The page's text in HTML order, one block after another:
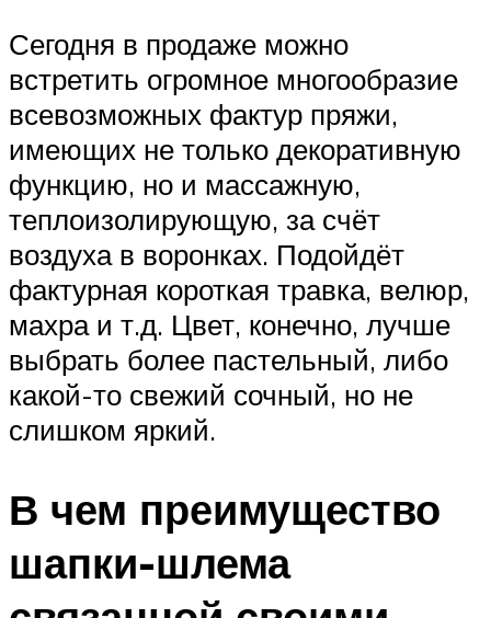
Сегодня в продаже можно
встретить огромное многообразие
всевозможных фактур пряжи,
имеющих не только декоративную
функцию, но и массажную,
теплоизолирующую, за счёт
воздуха в воронках. Подойдёт
фактурная короткая травка, велюр,
махра и т.д. Цвет, конечно, лучше
выбрать более пастельный, либо
какой-то свежий сочный, но не
слишком яркий.
В чем преимущество
шапки-шлема